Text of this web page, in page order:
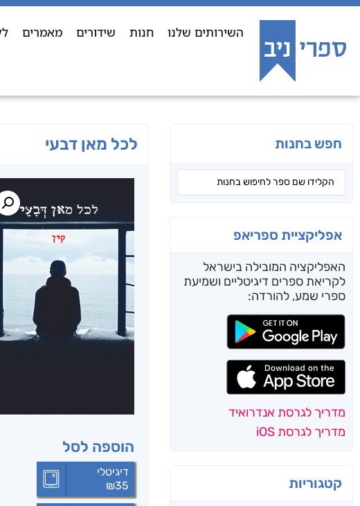
השירותים שלנו חנות שידורים מאמרים
חפש בחנות
אפליקציית ספריאפ
האפליקציה המובילה בישראל
לקריאת ספרים דיגיטליים ושמיעת
ספרי שמע, להורדה:
מדריך לגרסת אנדרואיד
מדריך לגרסת iOS
קטגוריות
לכל מאן דבעי
הוספה לסל
דיגיטלי
₪35